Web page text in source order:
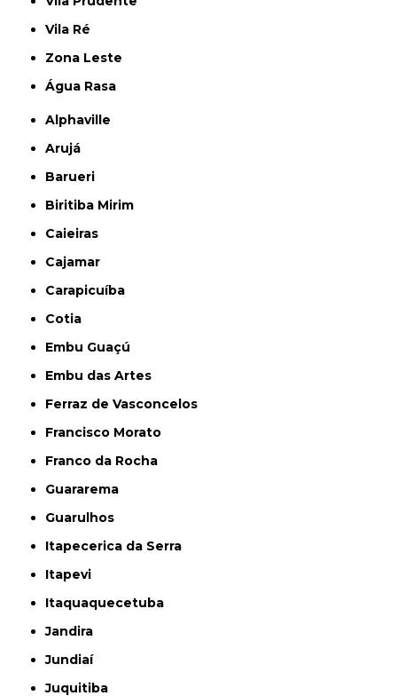
Vila Ré
Zona Leste
Água Rasa
Alphaville
Arujá
Barueri
Biritiba Mirim
Caieiras
Cajamar
Carapicuíba
Cotia
Embu Guaçú
Embu das Artes
Ferraz de Vasconcelos
Francisco Morato
Franco da Rocha
Guararema
Guarulhos
Itapecerica da Serra
Itapevi
Itaquaquecetuba
Jandira
Jundiaí
Juquitiba